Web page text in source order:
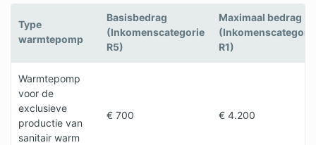
Type
warmtepomp
Basisbedrag
(Inkomenscategorie
R5)
Maximaal bedrag
(Inkomenscategorie
R1)
Warmtepomp
voor de
exclusieve
productie van
sanitair warm
€ 700 € 4.200